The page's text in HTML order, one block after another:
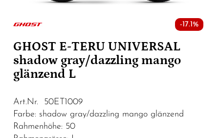
-17.1%
GHOST E-TERU UNIVERSAL
shadow gray/dazzling mango
glänzend L
Art.Nr. 50ET1009
Farbe: shadow gray/dazzling mango glänzend
Rahmenhöhe: 50